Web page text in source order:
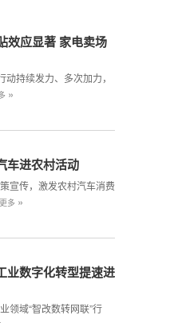
效应显著 家电卖场
动持续发力、多次加力，
»
车进农村活动
宣传，激发农村汽车消费
多 »
业数字化转型提速进
领域“智改数转网联”行